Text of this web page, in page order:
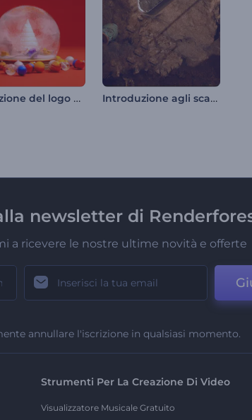
Rivelazione del logo della sfera di neve Introduzione agli scavi archeologici
newsletter di
a ricevere le nostre ultime novità e offerte
annullare l'iscrizione in qualsiasi momento.
Strumenti Per La Creazione Di Video
Visualizzatore Musicale Gratuito